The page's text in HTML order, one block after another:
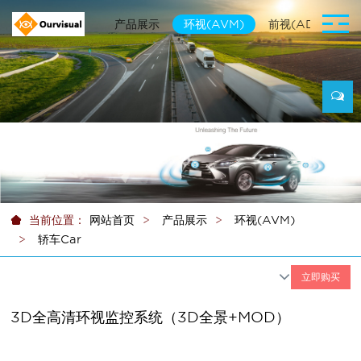
网站首页 产品展示 环视(AVM) 前视(ADAS)
当前位置： 网站首页 产品展示
环视(AVM)
轿车Car
立即购买
T
g
3D全高清环视监控系统（3D全景+MOD）